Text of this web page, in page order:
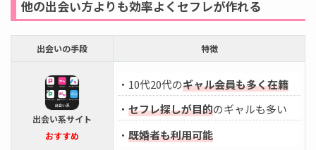
他の出会い方よりも効率よくセフレが作れる
出会いの手段 特徴
出会い系サイト
おすすめ
・10代20代のギャル会員も多く在籍
・ セフレ探しが目的のギャルも多い
・ 既婚者も利用可能